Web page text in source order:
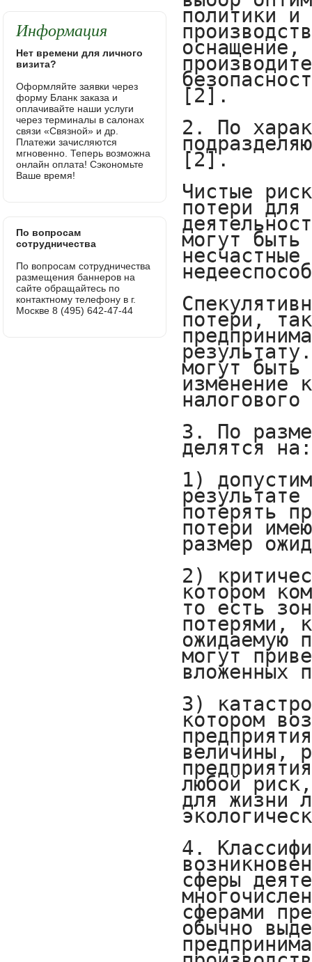
Информация
Нет времени для личного
визита?
Оформляйте заявки через
форму Бланк заказа и
оплачивайте наши услуги
через терминалы в салонах
связи «Связной» и др.
Платежи зачисляются
мгновенно. Теперь возможна
онлайн оплата! Сэкономьте
Ваше время!
По вопросам
сотрудничества
По вопросам сотрудничества
размещения баннеров на
сайте обращайтесь по
контактному телефону в г.
Москве 8 (495) 642-47-44